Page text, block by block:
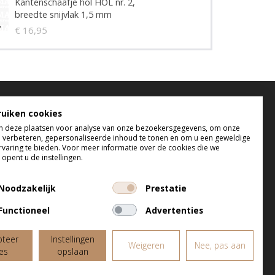
breedte snijvlak 1,5 mm
€ 16,95
bereikbaar
m do tussen 9:00 uur en 17:00 uur
tussen 9:00 uur en 12:00 uur
cookies
deze plaatsen voor analyse van onze bezoekersgegevens, om onze
verbeteren, gepersonaliseerde inhoud te tonen en om u een geweldige
te bieden. Voor meer informatie over de cookies die we
opent u de instellingen.
Prestatie
Advertenties
Instellingen
opslaan
Weigeren Nee, pas aan